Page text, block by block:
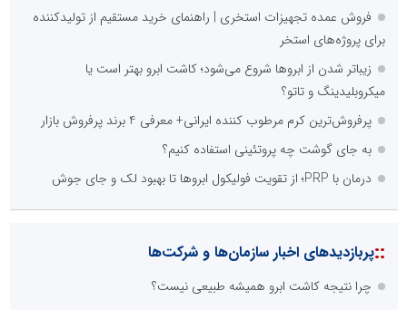
فروش عمده تجهیزات استخری | راهنمای خرید مستقیم از تولیدکننده
برای پروژه‌های استخر
زیباتر شدن از ابروها شروع می‌شود؛ کاشت ابرو بهتر است یا
میکروبلیدینگ و تاتو؟
پرفروش‌ترین کرم مرطوب کننده ایرانی+ معرفی 4 برند پرفروش بازار
به جای گوشت چه پروتئینی استفاده کنیم؟
درمان با PRP؛ از تقویت فولیکول ابروها تا بهبود لک و جای جوش
::پربازدیدهای اخبار سازمان‌ها و شرکت‌ها
چرا نتیجه کاشت ابرو همیشه طبیعی نیست؟